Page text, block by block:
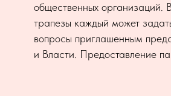
общественных организаций.
трапезы каждый может
вопросы приглашенным
и Власти. Предоставление